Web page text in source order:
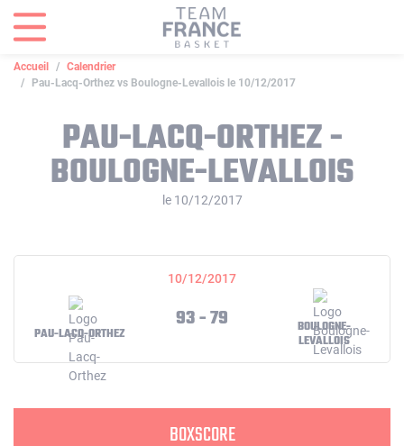
Accueil
Calendrier
Pau-Lacq-Orthez vs Boulogne-Levallois le 10/12/2017
PAU-LACQ-ORTHEZ -
BOULOGNE-LEVALLOIS
le 10/12/2017
10/12/2017
PAU-LACQ-ORTHEZ
93 - 79
BOULOGNE-
LEVALLOIS
BOXSCORE
Panneau de gestion des cookies